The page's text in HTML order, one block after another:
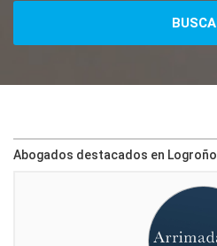
Abogados destacados en Logroño